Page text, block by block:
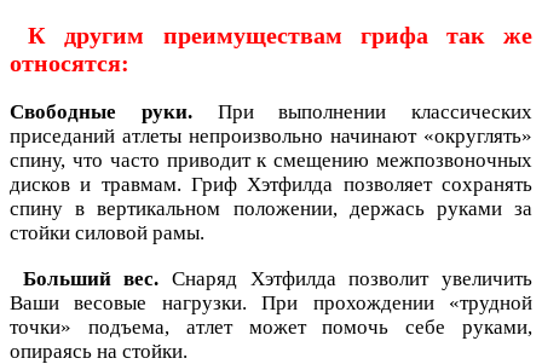
К другим преимуществам грифа так же
относятся:
Свободные руки.При выполнении классических
приседаний атлеты непроизвольно начинают «округлять»
спину, что часто приводит к смещению межпозвоночных
дисков и травмам. Гриф Хэтфилда позволяет сохранять
спину в вертикальном положении, держась руками за
стойки силовой рамы.
Больший вес. Снаряд Хэтфилда позволит увеличить
Ваши весовые нагрузки. При прохождении «трудной
точки» подъема, атлет может помочь себе руками,
опираясь на стойки.